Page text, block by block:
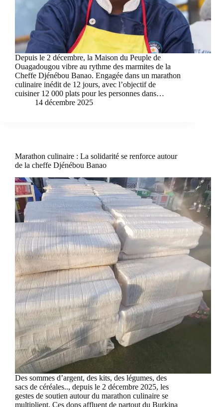
Depuis le 2 décembre, la Maison du Peuple de
Ouagadougou vibre au rythme des marmites de la
Cheffe Djénébou Banao. Engagée dans un marathon
culinaire inédit de 12 jours, avec l’objectif de
cuisiner 12 000 plats pour les personnes dans…
14 décembre 2025
Marathon culinaire : La solidarité se renforce autour
de la cheffe Djénébou Banao
Des sommes d’argent, des kits, des légumes, des
sacs de céréales.., depuis le 2 décembre 2025, les
gestes de soutien autour du marathon culinaire se
multiplient. Ces dons affluent de partout du Burkina